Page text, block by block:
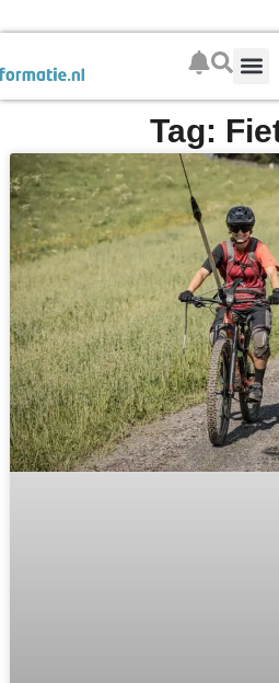
Tag: